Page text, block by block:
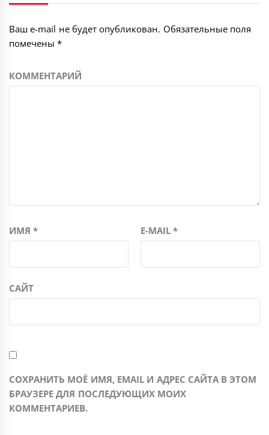
Ваш e-mail не будет опубликован. Обязательные поля
помечены*
КОММЕНТАРИЙ
ИМЯ* E-MAIL*
САЙТ
СОХРАНИТЬ МОЁ ИМЯ, EMAIL И АДРЕС САЙТА В ЭТОМ
БРАУЗЕРЕ ДЛЯ ПОСЛЕДУЮЩИХ МОИХ
КОММЕНТАРИЕВ.